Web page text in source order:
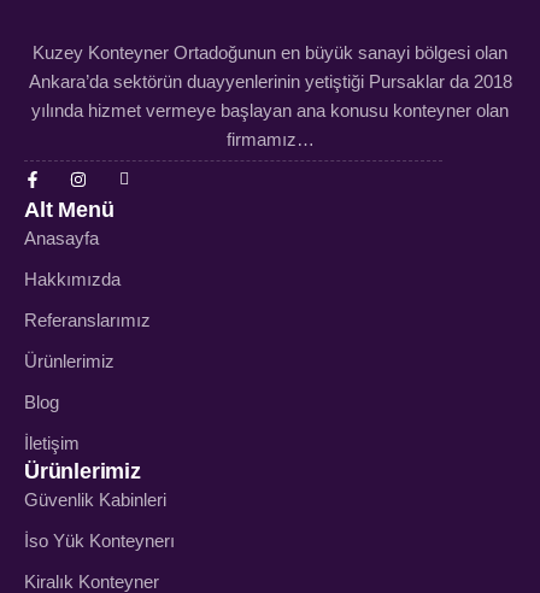
Kuzey Konteyner Ortadoğunun en büyük sanayi bölgesi olan
Ankara’da sektörün duayyenlerinin yetiştiği Pursaklar da 2018
yılında hizmet vermeye başlayan ana konusu konteyner olan
firmamız…
Alt Menü
Anasayfa
Hakkımızda
Referanslarımız
Ürünlerimiz
Blog
İletişim
Ürünlerimiz
Güvenlik Kabinleri
İso Yük Konteynerı
Kiralık Konteyner